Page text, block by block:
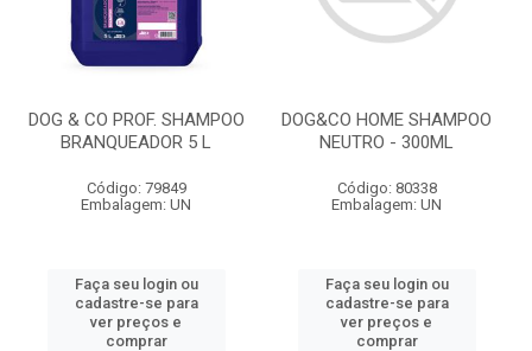
DOG & CO PROF. SHAMPOO
BRANQUEADOR 5 L
Código: 79849
Embalagem: UN
Faça seu login ou
cadastre-se para
ver preços e
comprar
DOG&CO HOME SHAMPOO
NEUTRO - 300ML
Código: 80338
Embalagem: UN
Faça seu login ou
cadastre-se para
ver preços e
comprar